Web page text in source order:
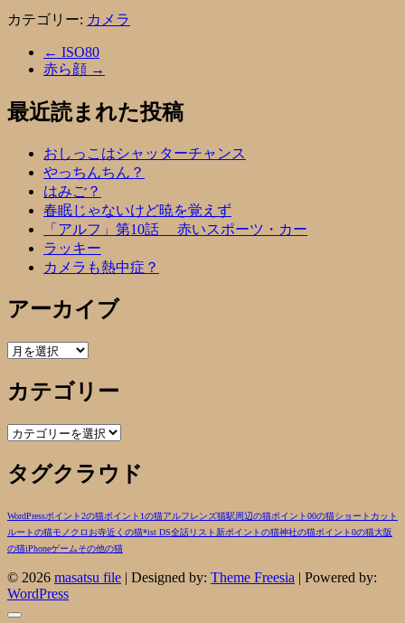
カテゴリー: カメラ
← ISO80
赤ら顔 →
最近読まれた投稿
おしっこはシャッターチャンス
やっちんちん？
はみご？
春眠じゃないけど暁を覚えず
「アルフ」第10話 赤いスポーツ・カー
ラッキー
カメラも熱中症？
アーカイブ
ア
カ
イ
ブ
カテゴリー
カ
ゴ
リ
タグクラウド
WordPressポイント2の猫ポイント1の猫アルフレンズ猫駅周辺の猫ポイント00の猫ショートカット
ルートの猫モノクロ お寺近くの猫*ist DS全話リスト新ポイントの猫神社の猫ポイント0の猫大阪
の猫iPhoneゲームその他の猫
© 2026 masatsu file | Designed by: Theme Freesia | Powered by:
WordPress